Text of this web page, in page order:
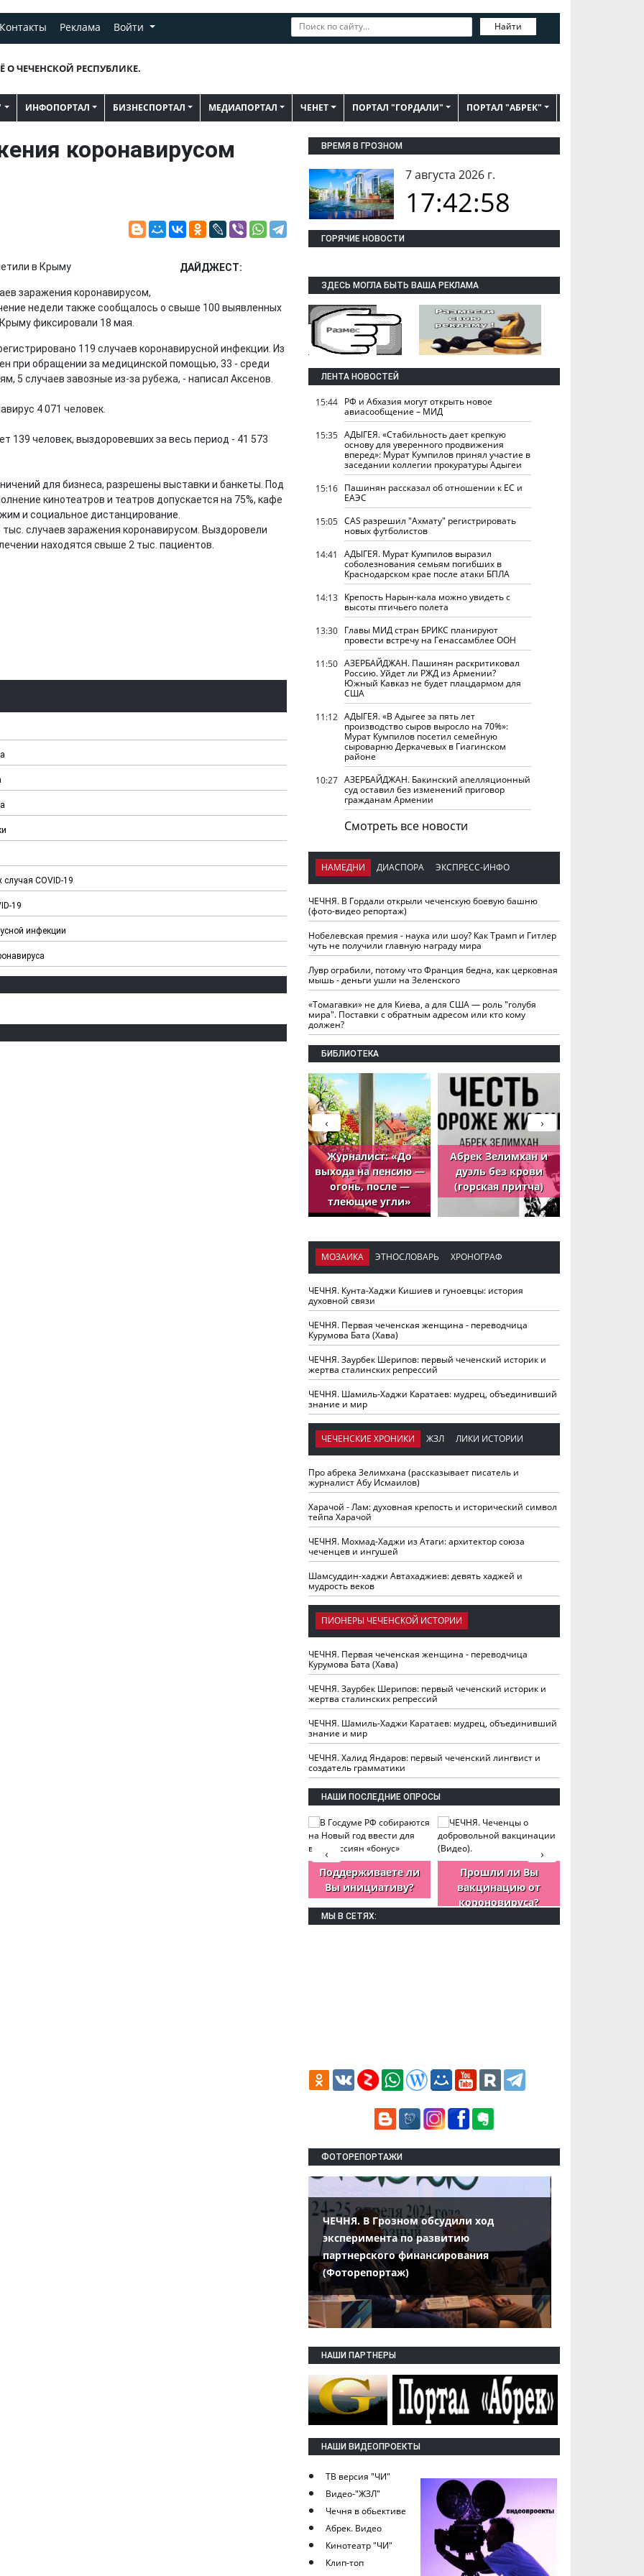
Контакты Реклама Войти Найти
О ЧЕЧЕНСКОЙ РЕСПУБЛИКЕ.
ИНФОПОРТАЛ БИЗНЕСПОРТАЛ МЕДИАПОРТАЛ ЧЕНЕТ ПОРТАЛ "ГОРДАЛИ" ПОРТАЛ "АБРЕК"
коронавирусом
ДАЙДЖЕСТ:
заражения коронавирусом,
недели также сообщалось о свыше 100 выявленных
фиксировали 18 мая.
119 случаев коронавирусной инфекции. Из
при обращении за медицинской помощью, 33 - среди
5 случаев завозные из-за рубежа, - написал Аксенов.
4 071 человек.
139 человек, выздоровевших за весь период - 41 573
для бизнеса, разрешены выставки и банкеты. Под
кинотеатров и театров допускается на 75%, кафе
и социальное дистанцирование.
случаев заражения коронавирусом. Выздоровели
находятся свыше 2 тыс. пациентов.
COVID-19
19
инфекции
ВРЕМЯ В ГРОЗНОМ
7 августа 2026 г.
17:42:59
ГОРЯЧИЕ НОВОСТИ
ЗДЕСЬ МОГЛА БЫТЬ ВАША РЕКЛАМА
ЛЕНТА НОВОСТЕЙ
15:44 РФ и Абхазия могут открыть новое
авиасообщение – МИД
15:35 АДЫГЕЯ. «Стабильность дает крепкую
основу для уверенного продвижения
вперед»: Мурат Кумпилов принял участие в
заседании коллегии прокуратуры Адыгеи
15:16 Пашинян рассказал об отношении к ЕС и
ЕАЭС
15:05 CAS разрешил "Ахмату" регистрировать
новых футболистов
14:41
АДЫГЕЯ. Мурат Кумпилов выразил
соболезнования семьям погибших в
Краснодарском крае после атаки БПЛА
14:13 Крепость Нарын-кала можно увидеть с
высоты птичьего полета
13:30 Главы МИД стран БРИКС планируют
провести встречу на Генассамблее ООН
11:50 АЗЕРБАЙДЖАН. Пашинян раскритиковал
Россию. Уйдет ли РЖД из Армении?
Южный Кавказ не будет плацдармом для
США
11:12 АДЫГЕЯ. «В Адыгее за пять лет
производство сыров выросло на 70%»:
Мурат Кумпилов посетил семейную
сыроварню Деркачевых в Гиагинском
районе
10:27 АЗЕРБАЙДЖАН. Бакинский апелляционный
суд оставил без изменений приговор
гражданам Армении
Смотреть все новости
НАМЕДНИ ДИАСПОРА ЭКСПРЕСС-ИНФО
ЧЕЧНЯ. В Гордали открыли чеченскую боевую башню
(фото-видео репортаж)
Нобелевская премия - наука или шоу? Как Трамп и Гитлер
чуть не получили главную награду мира
Лувр ограбили, потому что Франция бедна, как церковная
мышь - деньги ушли на Зеленского
«Томагавки» не для Киева, а для США — роль "голубя
мира". Поставки с обратным адресом или кто кому
должен?
БИБЛИОТЕКА
Журналист: «До
выхода на пенсию —
огонь, после —
тлеющие угли»
Абрек Зелимхан и
дуэль без крови
(горская притча)
›
‹
МОЗАИКА ЭТНОСЛОВАРЬ ХРОНОГРАФ
ЧЕЧНЯ. Кунта-Хаджи Кишиев и гуноевцы: история
духовной связи
ЧЕЧНЯ. Первая чеченская женщина - переводчица
Курумова Бата (Хава)
ЧЕЧНЯ. Заурбек Шерипов: первый чеченский историк и
жертва сталинских репрессий
ЧЕЧНЯ. Шамиль-Хаджи Каратаев: мудрец, объединивший
знание и мир
ЧЕЧЕНСКИЕ ХРОНИКИ ЖЗЛ ЛИКИ ИСТОРИИ
Про абрека Зелимхана (рассказывает писатель и
журналист Абу Исмаилов)
Харачой - Лам: духовная крепость и исторический символ
тейпа Харачой
ЧЕЧНЯ. Мохмад-Хаджи из Атаги: архитектор союза
чеченцев и ингушей
Шамсуддин-хаджи Автахаджиев: девять хаджей и
мудрость веков
ПИОНЕРЫ ЧЕЧЕНСКОЙ ИСТОРИИ
ЧЕЧНЯ. Первая чеченская женщина - переводчица
Курумова Бата (Хава)
ЧЕЧНЯ. Заурбек Шерипов: первый чеченский историк и
жертва сталинских репрессий
ЧЕЧНЯ. Шамиль-Хаджи Каратаев: мудрец, объединивший
знание и мир
ЧЕЧНЯ. Халид Яндаров: первый чеченский лингвист и
создатель грамматики
НАШИ ПОСЛЕДНИЕ ОПРОСЫ
Поддерживаете ли
Вы инициативу?
Прошли ли Вы
вакцинацию от
короновируса?
›
‹
МЫ В СЕТЯХ:
ФОТОРЕПОРТАЖИ
ЧЕЧНЯ. В Грозном обсудили ход
эксперимента по развитию
партнерского финансирования
(Фоторепортаж)
НАШИ ПАРТНЕРЫ
НАШИ ВИДЕОПРОЕКТЫ
ТВ версия "ЧИ"
Видео-"ЖЗЛ"
Чечня в обьективе
Абрек. Видео
Кинотеатр "ЧИ"
Клип-топ